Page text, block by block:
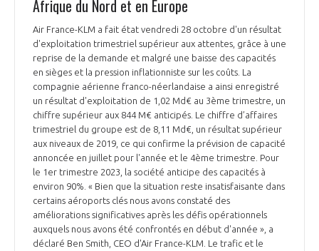
Afrique du Nord et en Europe
Air France-KLM a fait état vendredi 28 octobre d'un résultat
d'exploitation trimestriel supérieur aux attentes, grâce à une
reprise de la demande et malgré une baisse des capacités
en sièges et la pression inflationniste sur les coûts. La
compagnie aérienne franco-néerlandaise a ainsi enregistré
un résultat d'exploitation de 1,02 Md€ au 3ème trimestre, un
chiffre supérieur aux 844 M€ anticipés. Le chiffre d’affaires
trimestriel du groupe est de 8,11 Md€, un résultat supérieur
aux niveaux de 2019, ce qui confirme la prévision de capacité
annoncée en juillet pour l'année et le 4ème trimestre. Pour
le 1er trimestre 2023, la société anticipe des capacités à
environ 90%. « Bien que la situation reste insatisfaisante dans
certains aéroports clés nous avons constaté des
améliorations significatives après les défis opérationnels
auxquels nous avons été confrontés en début d'année », a
déclaré Ben Smith, CEO d'Air France-KLM. Le trafic et le